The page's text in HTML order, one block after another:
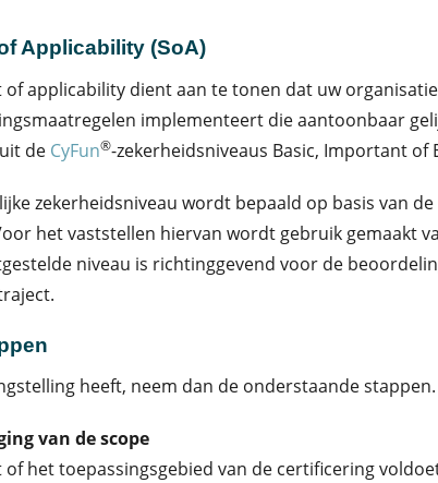
Applicability (SoA)
of applicability dient aan te tonen dat uw organisatie
implementeert die aantoonbaar
de CyFun®-zekerheidsniveaus Basic, Important of
zekerheidsniveau wordt bepaald op basis van
het vaststellen hiervan wordt gebruik gemaakt
niveau is richtinggevend voor de
heeft, neem dan de onderstaande stappen.
van de scope
of het toepassingsgebied van de certificering